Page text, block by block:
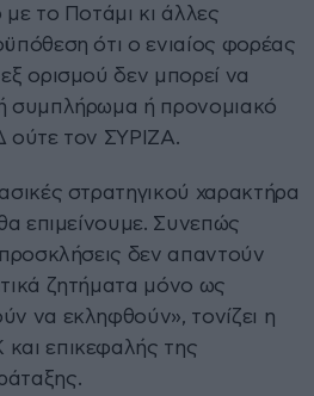
το Ποτάμι κι άλλες
ότι ο ενιαίος φορέας
ορισμού δεν μπορεί να
συμπλήρωμα ή προνομιακό
ούτε τον ΣΥΡΙΖΑ.
στρατηγικού χαρακτήρα
επιμείνουμε. Συνεπώς
δεν απαντούν
ζητήματα μόνο ως
να εκληφθούν», τονίζει η
επικεφαλής της